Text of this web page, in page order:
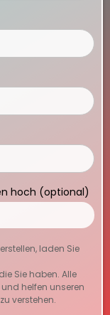
hoch (optional)
laden Sie
Sie haben. Alle
helfen unseren
verstehen.